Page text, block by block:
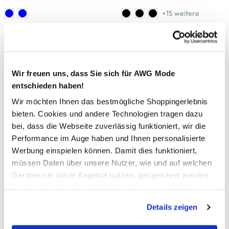
Wir freuen uns, dass Sie sich für AWG Mode
entschieden haben!
Wir möchten Ihnen das bestmögliche Shoppingerlebnis
bieten. Cookies und andere Technologien tragen dazu
bei, dass die Webseite zuverlässig funktioniert, wir die
Performance im Auge haben und Ihnen personalisierte
Werbung einspielen können. Damit dies funktioniert,
müssen Daten über unsere Nutzer, wie und auf welchen
Geräten sie unser Angebot nutzen, gespeichert werden.
werden, werden bei der Nutzung der Webseite auf jeden
Fall gesetzt. Cookies von Drittanbietern für Analyse- oder
Details zeigen
+15 weitere
Kleid
34,99 €
14,99 € 19,99 €
JDY
JDY WHITNEY MEGAN L/S
BOAT DRESS KNT NOOS
langarm Strickkleid
%
Only
Only ONLSTAR LIFE L/S GLIT
Minikleid
29,99 €
-50% -20%